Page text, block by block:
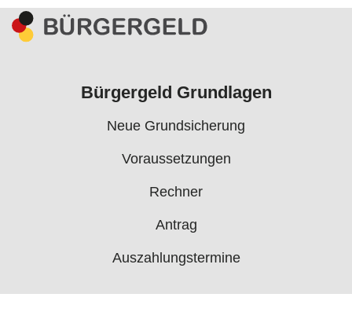
Bürgergeld Grundlagen
Neue Grundsicherung
Voraussetzungen
Rechner
Antrag
Auszahlungstermine